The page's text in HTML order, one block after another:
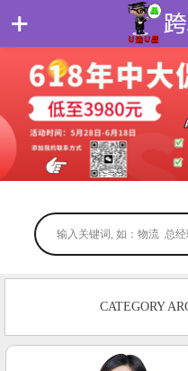
CATEGORY